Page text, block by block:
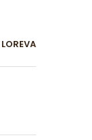
LOREVA